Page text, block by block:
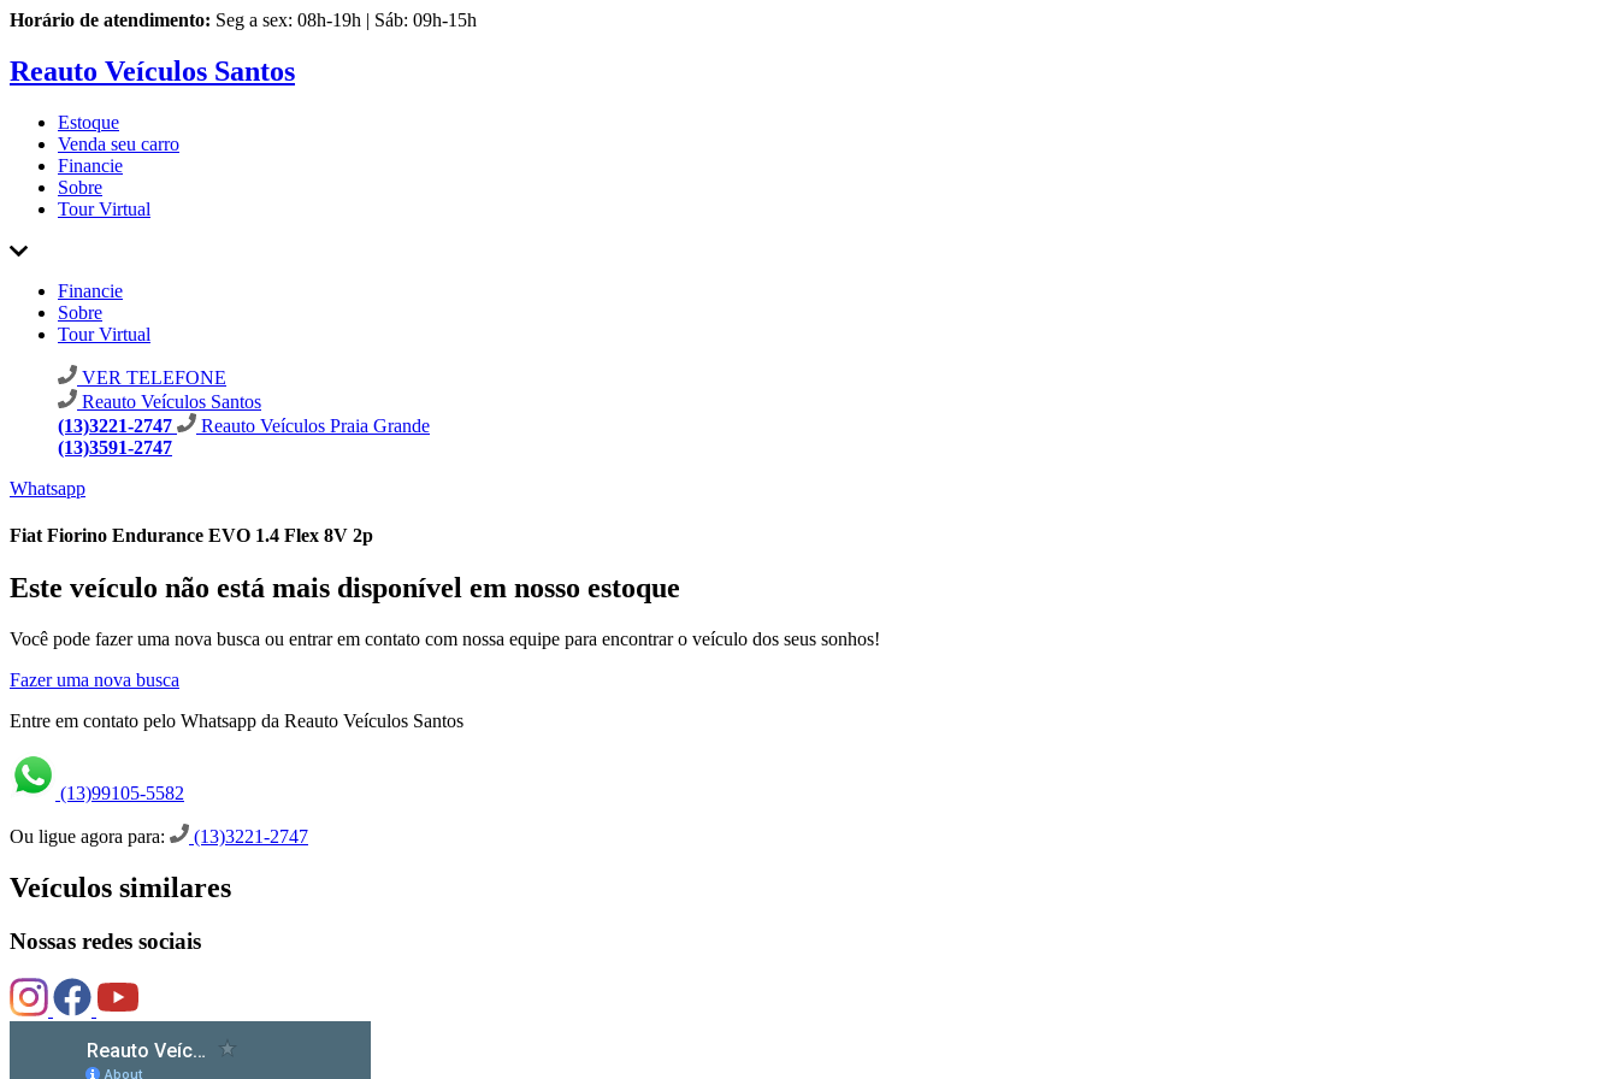
Horário de atendimento: Seg a sex: 08h-19h | Sáb: 09h-15h
Reauto Veículos Santos
Estoque
Venda seu carro
Financie
Sobre
Tour Virtual
Financie
Sobre
Tour Virtual
VER TELEFONE
Reauto Veículos Santos
(13)3221-2747
Reauto Veículos Praia Grande
(13)3591-2747
Whatsapp
Fiat Fiorino Endurance EVO 1.4 Flex 8V 2p
Este veículo não está mais disponível em nosso estoque
Você pode fazer uma nova busca ou entrar em contato com nossa equipe para encontrar o veículo dos seus sonhos!
Fazer uma nova busca
Entre em contato pelo Whatsapp da Reauto Veículos Santos
(13)99105-5582
Ou ligue agora para: (13)3221-2747
Veículos similares
Nossas redes sociais